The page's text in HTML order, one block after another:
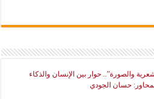
والصورة”.. حوار بين الإنسان والذكاء
حسان الجودي